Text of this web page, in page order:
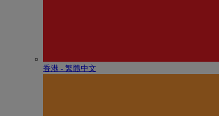
香港 - 繁體中文